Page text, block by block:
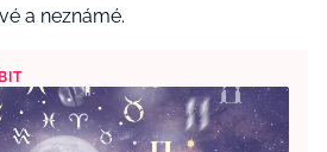
a neznámé.